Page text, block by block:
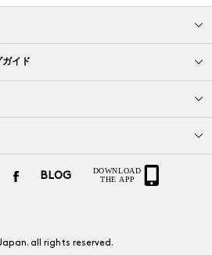
イド
BLOG
all rights reserved.